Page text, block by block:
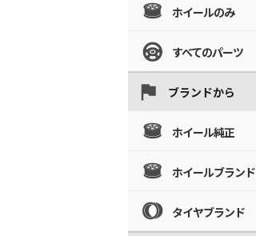
ホイールのみ
すべてのパーツ
ブランドから
ホイール純正
ホイールブランド
タイヤブランド